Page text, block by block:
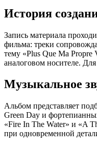
История
Запись материала
фильма: треки
тему «Plus Que Ma
аналоговом носителе.
Музыкальное
Альбом представляет
Green Day и
«Fire In The Water» и «A
при одновременной